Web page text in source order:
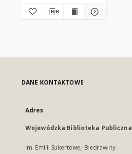
DANE KONTAKTOWE
Adres
Wojewódzka Biblioteka Publiczna
im. Emilii Sukertowej-Biedrawiny